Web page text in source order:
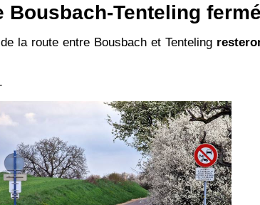
Bousbach-Tenteling
la route entre Bousbach et Tenteling